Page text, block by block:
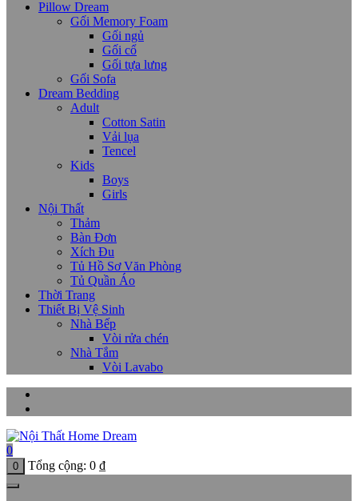
Pillow Dream
Gối Memory Foam
Gối ngủ
Gối cổ
Gối tựa lưng
Gối Sofa
Dream Bedding
Adult
Cotton Satin
Vải lụa
Tencel
Kids
Boys
Girls
Nội Thất
Thảm
Bàn Đơn
Xích Đu
Tủ Hồ Sơ Văn Phòng
Tủ Quần Áo
Thời Trang
Thiết Bị Vệ Sinh
Nhà Bếp
Vòi rửa chén
Nhà Tắm
Vòi Lavabo
0
0 Tổng cộng: 0 ₫